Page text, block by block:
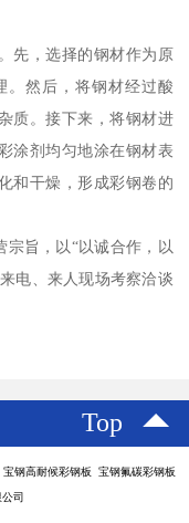
先，选择的钢材作为原
。然后，将钢材经过酸
质。接下来，将钢材进
涂剂均匀地涂在钢材表
和干燥，形成彩钢卷的
宗旨，以“以诚合作，以
电、来人现场考察洽谈
Top
钢高耐候彩钢板 宝钢氟碳彩钢板
司